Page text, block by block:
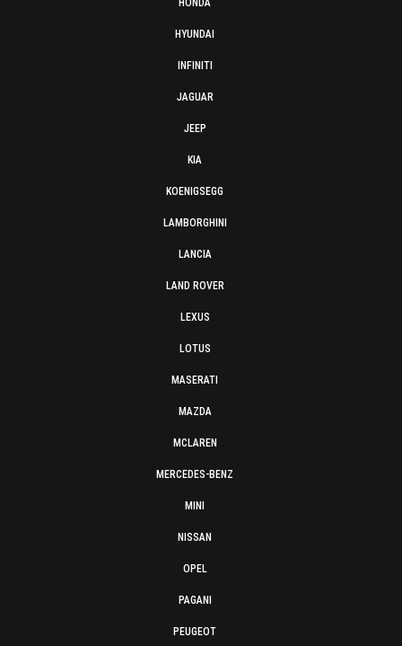
HONDA
HYUNDAI
INFINITI
JAGUAR
JEEP
KIA
KOENIGSEGG
LAMBORGHINI
LANCIA
LAND ROVER
LEXUS
LOTUS
MASERATI
MAZDA
MCLAREN
MERCEDES-BENZ
MINI
NISSAN
OPEL
PAGANI
PEUGEOT